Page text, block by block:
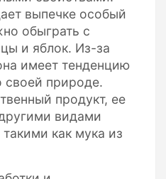
выпечке особый
обыграть с
и яблок. Из-за
имеет тенденцию
своей природе.
продукт, ее
видами
как мука из